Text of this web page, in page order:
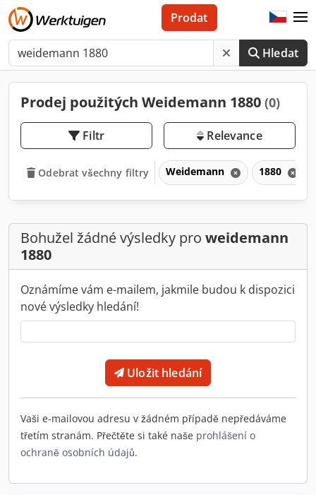
Hledat
Prodat
Prodej použitých Weidemann 1880 (0)
Filtr Relevance
Odebrat všechny filtry Weidemann 1880
Bohužel žádné výsledky pro weidemann
1880
Oznámíme vám e-mailem, jakmile budou k dispozici
nové výsledky hledání!
Uložit hledání
Vaši e-mailovou adresu v žádném případě nepředáváme
třetím stranám. Přečtěte si také naše prohlášení o
ochraně osobních údajů.